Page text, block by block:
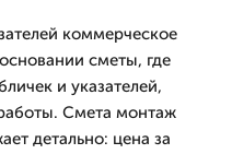
коммерческое
сметы, где
и указателей,
Смета монтаж
детально: цена за